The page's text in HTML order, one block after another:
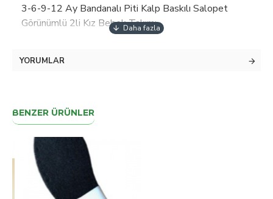
3-6-9-12 Ay Bandanalı Piti Kalp Baskılı Salopet
Görünümlü 2li Kız Bebek Takımı
YORUMLAR
BENZER ÜRÜNLER